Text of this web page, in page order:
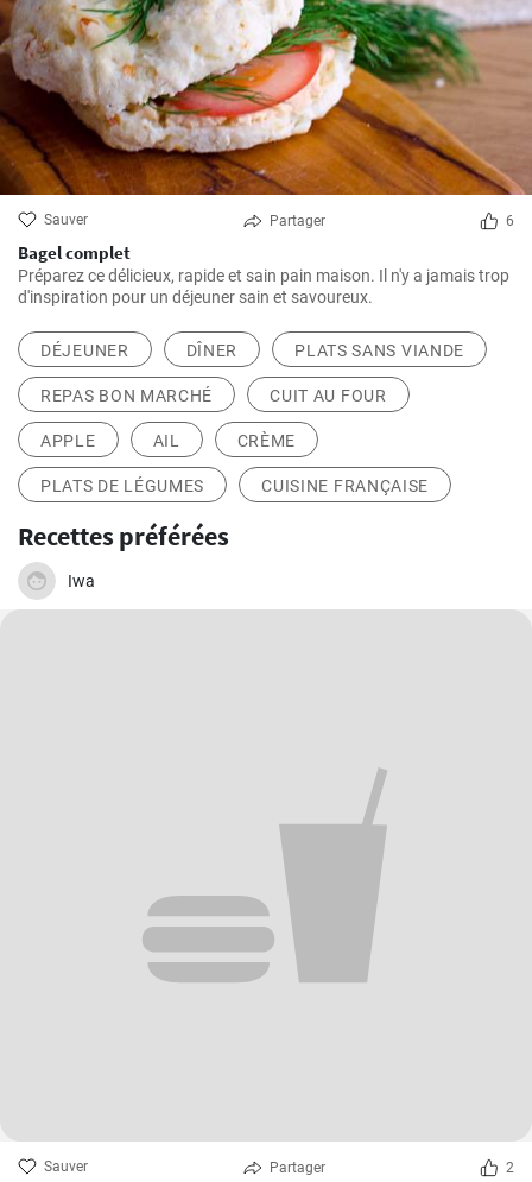
Sauver Partager 6
Bagel complet
Préparez ce délicieux, rapide et sain pain maison. Il n'y a jamais trop
d'inspiration pour un déjeuner sain et savoureux.
DÉJEUNER DÎNER PLATS SANS VIANDE
REPAS BON MARCHÉ CUIT AU FOUR
APPLE AIL CRÈME
PLATS DE LÉGUMES CUISINE FRANÇAISE
Recettes préférées
Iwa
Sauver Partager 2